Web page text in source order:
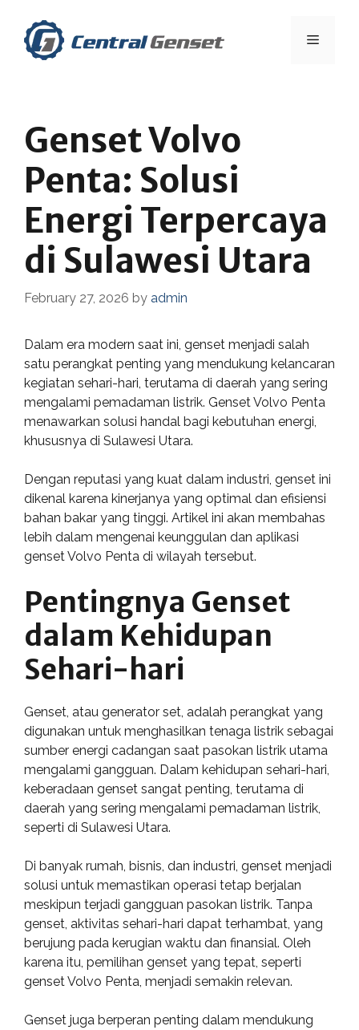
content
Menu
Genset Volvo
Penta: Solusi
Energi Terpercaya
di Sulawesi Utara
February 27, 2026 by admin
Dalam era modern saat ini, genset menjadi salah
satu perangkat penting yang mendukung kelancaran
kegiatan sehari-hari, terutama di daerah yang sering
mengalami pemadaman listrik. Genset Volvo Penta
menawarkan solusi handal bagi kebutuhan energi,
khususnya di Sulawesi Utara.
Dengan reputasi yang kuat dalam industri, genset ini
dikenal karena kinerjanya yang optimal dan efisiensi
bahan bakar yang tinggi. Artikel ini akan membahas
lebih dalam mengenai keunggulan dan aplikasi
genset Volvo Penta di wilayah tersebut.
Pentingnya Genset
dalam Kehidupan
Sehari-hari
Genset, atau generator set, adalah perangkat yang
digunakan untuk menghasilkan tenaga listrik sebagai
sumber energi cadangan saat pasokan listrik utama
mengalami gangguan. Dalam kehidupan sehari-hari,
keberadaan genset sangat penting, terutama di
daerah yang sering mengalami pemadaman listrik,
seperti di Sulawesi Utara.
Di banyak rumah, bisnis, dan industri, genset menjadi
solusi untuk memastikan operasi tetap berjalan
meskipun terjadi gangguan pasokan listrik. Tanpa
genset, aktivitas sehari-hari dapat terhambat, yang
berujung pada kerugian waktu dan finansial. Oleh
karena itu, pemilihan genset yang tepat, seperti
genset Volvo Penta, menjadi semakin relevan.
Genset juga berperan penting dalam mendukung